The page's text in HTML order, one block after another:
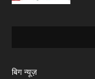
बिग न्यूज़